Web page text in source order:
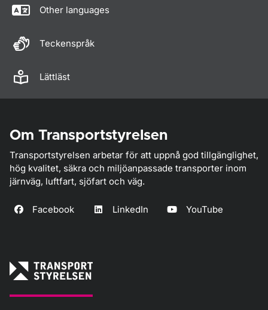
Other languages
Teckenspråk
Lättläst
Om Transportstyrelsen
Transportstyrelsen arbetar för att uppnå god tillgänglighet,
hög kvalitet, säkra och miljöanpassade transporter inom
järnväg, luftfart, sjöfart och väg.
Facebook LinkedIn YouTube